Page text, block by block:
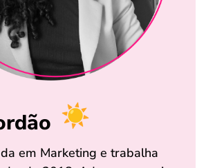
em Marketing e trabalha